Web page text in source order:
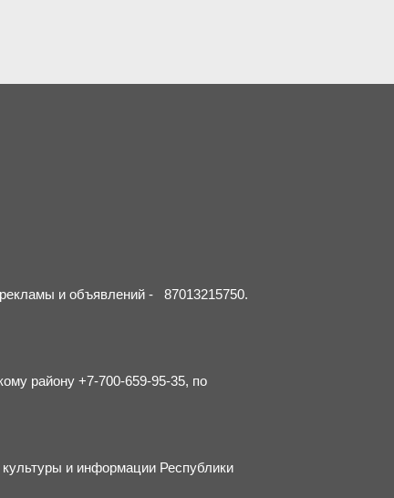
рекламы и объявлений - 87013215750.
району +7-700-659-95-35, по
и информации Республики